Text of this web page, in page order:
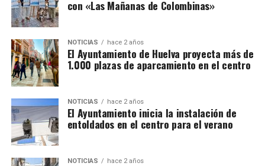
con «Las Mañanas de Colombinas»
NOTICIAS hace 2 años
El Ayuntamiento de Huelva proyecta más de
1.000 plazas de aparcamiento en el centro
NOTICIAS hace 2 años
El Ayuntamiento inicia la instalación de
entoldados en el centro para el verano
NOTICIAS hace 2 años